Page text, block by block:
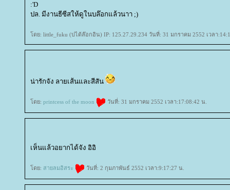
:'D
ปล. มีงานธีซีสให้ดูในบล๊อกแล้วนาา ;)
ดย: little_fuku (บ่ได้ล๊อกอิน) IP: 125.27.29.234 วันที่: 31 มกราคม 2552 เวลา
น่ารักจัง ลายเส้นและสีสัน
ดย: printcess of the moon วันที่: 31 มกราคม 2552 เวลา:17:08:42 น.
เห็นแล้วอยากได้จัง อิอิ
ดย: สายลมอิสระ วันที่: 2 กุมภาพันธ์ 2552 เวลา:9:17:27 น.